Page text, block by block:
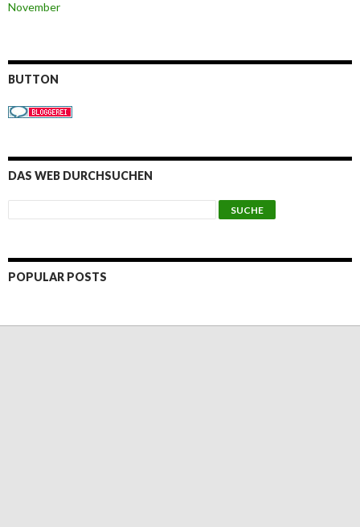
November
BUTTON
DAS WEB DURCHSUCHEN
POPULAR POSTS